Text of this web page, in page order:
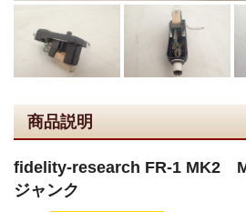
商品説明
fidelity-research FR-1 MK2
ジャンク